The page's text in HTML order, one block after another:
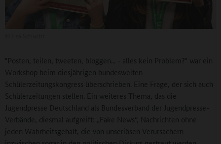
"Posten, teilen, tweeten, bloggen... - alles kein Problem?" war ein
Workshop beim diesjährigen bundesweiten
Schülerzeitungskongress überschrieben. Eine Frage, der sich auch
Schülerzeitungen stellen. Ein weiteres Thema, das die
Jugendpresse Deutschland als Bundesverband der Jugendpresse-
Verbände, diesmal aufgreift: „Fake News“, Nachrichten ohne
jeden Wahrheitsgehalt, die von unseriösen Verursachern